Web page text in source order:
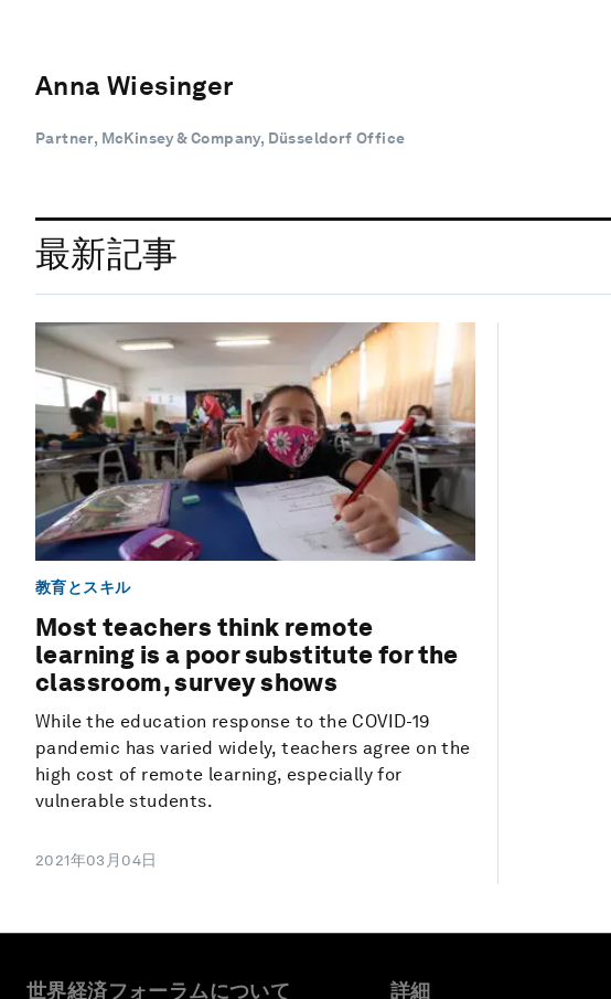
Anna Wiesinger
Partner, McKinsey & Company, Düsseldorf Office
最新記事
教育とスキル
Most teachers think remote
learning is a poor substitute for the
classroom, survey shows
While the education response to the COVID-19
pandemic has varied widely, teachers agree on the
high cost of remote learning, especially for
vulnerable students.
2021年03月04日
世界経済フォーラムについて 詳細